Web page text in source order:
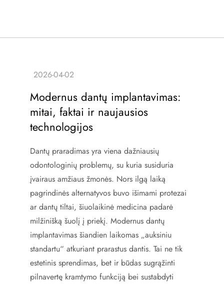
Modernus dantų implantavimas:
mitai, faktai ir naujausios
technologijos
Dantų praradimas yra viena dažniausių
odontologinių problemų, su kuria susiduria
įvairaus amžiaus žmonės. Nors ilgą laiką
pagrindinės alternatyvos buvo išimami protezai
ar dantų tiltai, šiuolaikinė medicina padarė
milžinišką šuolį į priekį. Modernus dantų
implantavimas šiandien laikomas „auksiniu
standartu“ atkuriant prarastus dantis. Tai ne tik
estetinis sprendimas, bet ir būdas sugrąžinti
pilnavertę kramtymo funkciją bei sustabdyti